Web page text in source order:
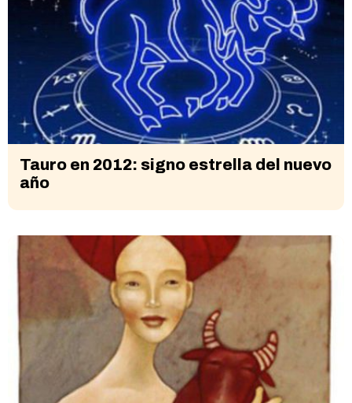
Tauro en 2012: signo estrella del nuevo
año